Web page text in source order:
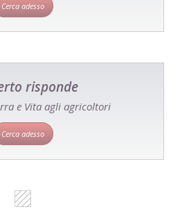
Cerca adesso
risponde
e Vita agli agricoltori
Cerca adesso